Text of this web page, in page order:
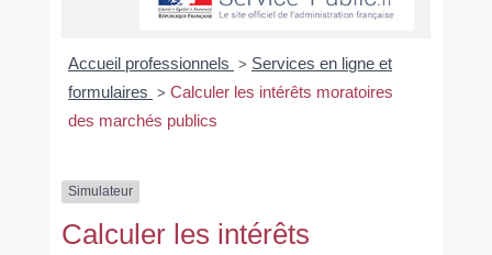
Accueil professionnels > Services en ligne et
formulaires > Calculer les intérêts moratoires
des marchés publics
Simulateur
Calculer les intérêts